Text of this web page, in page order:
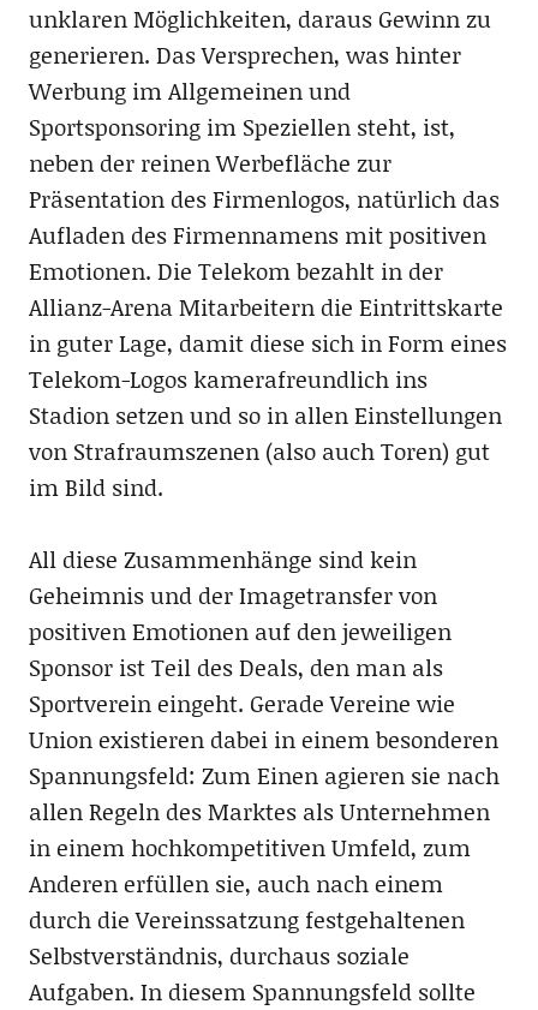
unklaren Möglichkeiten, daraus Gewinn zu
generieren. Das Versprechen, was hinter
Werbung im Allgemeinen und
Sportsponsoring im Speziellen steht, ist,
neben der reinen Werbefläche zur
Präsentation des Firmenlogos, natürlich das
Aufladen des Firmennamens mit positiven
Emotionen. Die Telekom bezahlt in der
Allianz-Arena Mitarbeitern die Eintrittskarte
in guter Lage, damit diese sich in Form eines
Telekom-Logos kamerafreundlich ins
Stadion setzen und so in allen Einstellungen
von Strafraumszenen (also auch Toren) gut
im Bild sind.
All diese Zusammenhänge sind kein
Geheimnis und der Imagetransfer von
positiven Emotionen auf den jeweiligen
Sponsor ist Teil des Deals, den man als
Sportverein eingeht. Gerade Vereine wie
Union existieren dabei in einem besonderen
Spannungsfeld: Zum Einen agieren sie nach
allen Regeln des Marktes als Unternehmen
in einem hochkompetitiven Umfeld, zum
Anderen erfüllen sie, auch nach einem
durch die Vereinssatzung festgehaltenen
Selbstverständnis, durchaus soziale
Aufgaben. In diesem Spannungsfeld sollte